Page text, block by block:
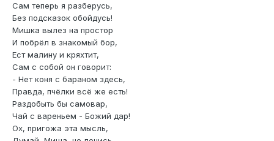
Сам теперь я разберусь,
Без подсказок обойдусь!
Мишка вылез на простор
И побрёл в знакомый бор,
Ест малину и кряхтит,
Сам с собой он говорит:
- Нет коня с бараном здесь,
Правда, пчёлки всё же есть!
Раздобыть бы самовар,
Чай с вареньем - Божий дар!
Ох, пригожа эта мысль,